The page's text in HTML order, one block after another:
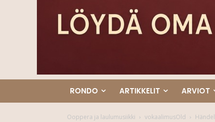
RONDO ARTIKKELIT ARVIOT
Ooppera ja laulumusiikki vokaalimusOld Händel